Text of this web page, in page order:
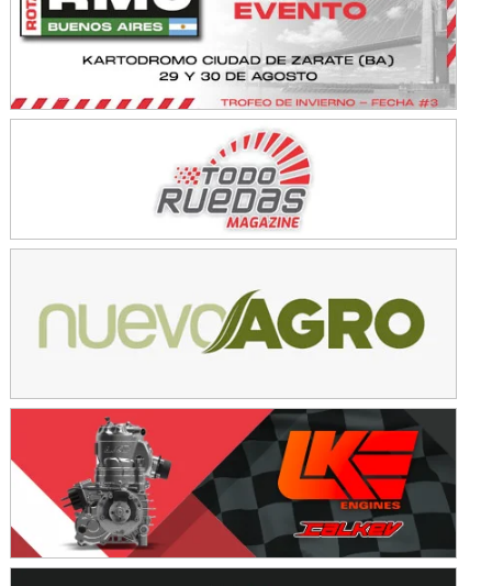
KDO - F6
Trenque Lauquen (Buenos Aires)
ENTRERRIANO - F6 (POSTERGADA)
Victoria (Entre Ríos)
Moto Club Reginense (Tierra)
Gral. E. Godoy (Río Negro)
NORESTE SANTAFESINO - F6
Ciudad de Avellaneda (Asfalto)
Avellaneda (Santa Fe)
SUR SANTAFESINO - F4
José Samuel Sánchez (Tierra)
Rufino (Santa Fe)